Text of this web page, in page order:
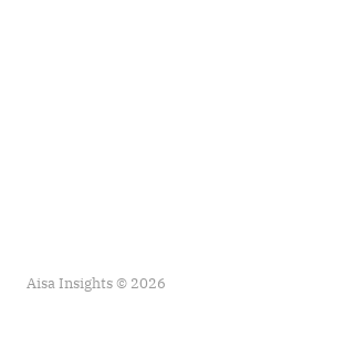
Aisa Insights © 2026